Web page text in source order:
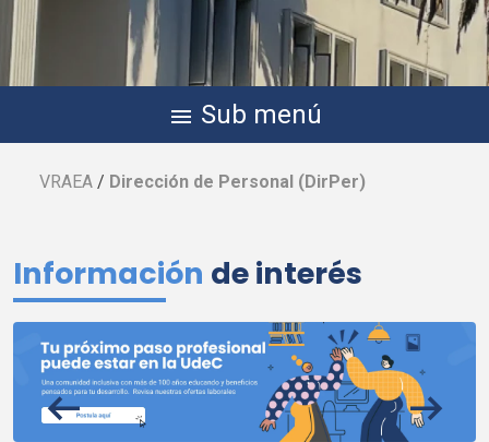
menu Sub menú
VRAEA / Dirección de Personal (DirPer)
Información de interés